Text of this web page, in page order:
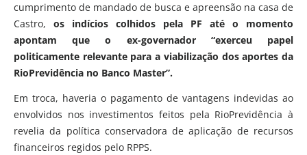
cumprimento de mandado de busca e apreensão na casa de
Castro, os indícios colhidos pela PF até o momento
apontam que o ex-governador “exerceu papel
politicamente relevante para a viabilização dos aportes da
RioPrevidência no Banco Master”.
Em troca, haveria o pagamento de vantagens indevidas ao
envolvidos nos investimentos feitos pela RioPrevidência à
revelia da política conservadora de aplicação de recursos
financeiros regidos pelo RPPS.